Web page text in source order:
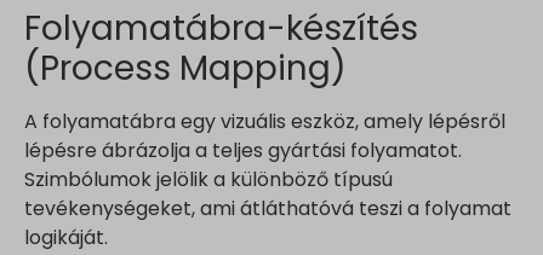
Folyamatábra-készítés
(Process Mapping)
A folyamatábra egy vizuális eszköz, amely lépésről
lépésre ábrázolja a teljes gyártási folyamatot.
Szimbólumok jelölik a különböző típusú
tevékenységeket, ami átláthatóvá teszi a folyamat
logikáját.